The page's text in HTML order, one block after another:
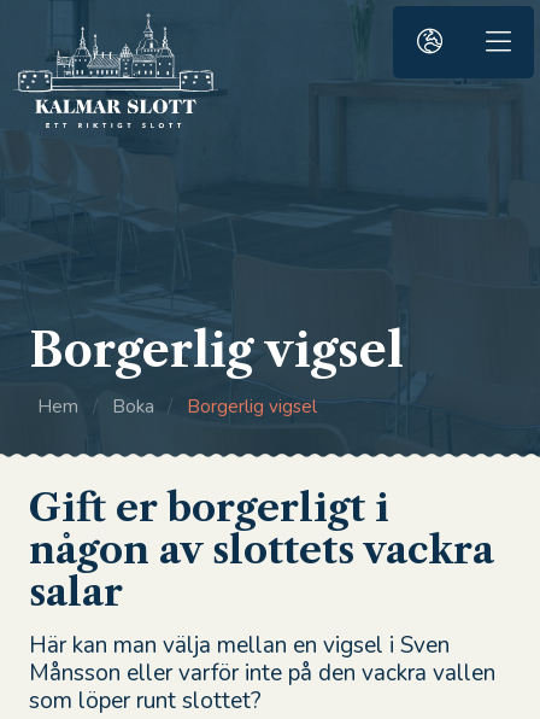
Borgerlig vigsel
Hem / Boka / Borgerlig vigsel
Gift er borgerligt i
någon av slottets vackra
salar
Här kan man välja mellan en vigsel i Sven
Månsson eller varför inte på den vackra vallen
som löper runt slottet?